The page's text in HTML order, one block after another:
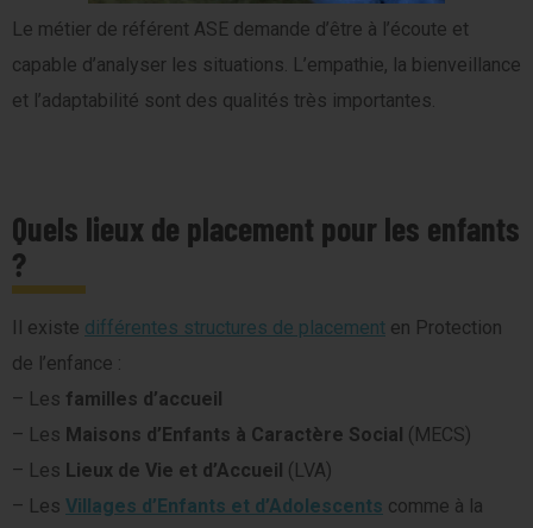
Le métier de référent ASE demande d’être à l’écoute et
capable d’analyser les situations. L’empathie, la bienveillance
et l’adaptabilité sont des qualités très importantes.
Quels lieux de placement pour les enfants
?
Il existe différentes structures de placement en Protection
de l’enfance :
– Les familles d’accueil
– Les Maisons d’Enfants à Caractère Social (MECS)
– Les Lieux de Vie et d’Accueil (LVA)
– Les Villages d’Enfants et d’Adolescents comme à la